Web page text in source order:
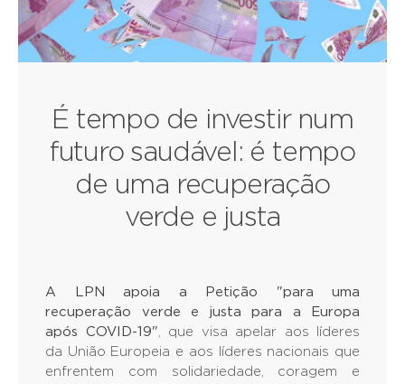
É tempo de investir num
futuro saudável: é tempo
de uma recuperação
verde e justa
A LPN apoia a Petição "para uma
recuperação verde e justa para a Europa
após COVID-19", que visa apelar aos líderes
da União Europeia e aos líderes nacionais que
enfrentem com solidariedade, coragem e